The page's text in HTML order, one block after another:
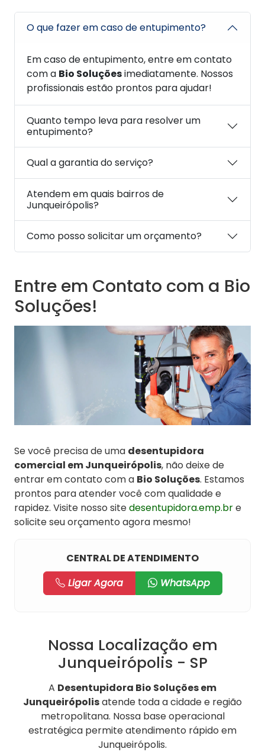
O que fazer em caso de entupimento?
Em caso de entupimento, entre em contato
com a Bio Soluçõesimediatamente. Nossos
profissionais estão prontos para ajudar!
Quanto tempo leva para resolver um
entupimento?
Qual a garantia do serviço?
Atendem em quais bairros de
Junqueirópolis?
Como posso solicitar um orçamento?
Entre em Contato com a Bio
Soluções!
Se você precisa de uma desentupidora
comercial em Junqueirópolis, não deixe de
entrar em contato com a Bio Soluções. Estamos
prontos para atender você com qualidade e
rapidez. Visite nosso sitedesentupidora.emp.bre
solicite seu orçamento agora mesmo!
CENTRAL DE ATENDIMENTO
Ligar Agora
WhatsApp
Nossa Localização em
Junqueirópolis - SP
A Desentupidora Bio Soluções em
Junqueirópolisatende toda a cidade e região
metropolitana. Nossa base operacional
estratégica permite atendimento rápido em
Junqueirópolis.